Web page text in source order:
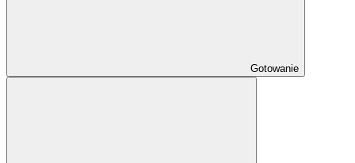
Gotowanie